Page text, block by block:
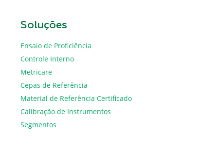
Soluções
Ensaio de Proficiência
Controle Interno
Metricare
Cepas de Referência
Material de Referência Certificado
Calibração de Instrumentos
Segmentos